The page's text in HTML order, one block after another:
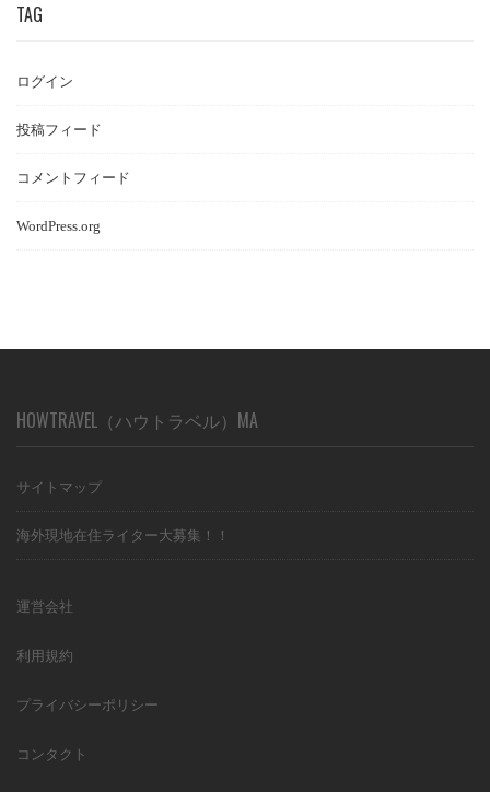
TAG
ログイン
投稿フィード
コメントフィード
WordPress.org
HOWTRAVEL（ハウトラベル）MA
サイトマップ
海外現地在住ライター大募集！！
運営会社
利用規約
プライバシーポリシー
コンタクト